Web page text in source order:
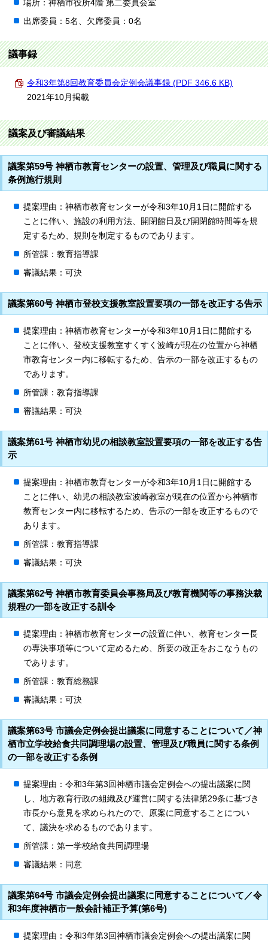
場所：神栖市役所4階 第二委員会室
出席委員：5名、欠席委員：0名
議事録
令和3年第8回教育委員会定例会議事録 (PDF 346.6 KB)
2021年10月掲載
議案及び審議結果
議案第59号 神栖市教育センターの設置、管理及び職員に関する
条例施行規則
提案理由：神栖市教育センターが令和3年10月1日に開館する
ことに伴い、施設の利用方法、開閉館日及び開閉館時間等を規
定するため、規則を制定するものであります。
所管課：教育指導課
審議結果：可決
議案第60号 神栖市登校支援教室設置要項の一部を改正する告示
提案理由：神栖市教育センターが令和3年10月1日に開館する
ことに伴い、登校支援教室すくすく波崎が現在の位置から神栖
市教育センター内に移転するため、告示の一部を改正するもの
であります。
所管課：教育指導課
審議結果：可決
議案第61号 神栖市幼児の相談教室設置要項の一部を改正する告
示
提案理由：神栖市教育センターが令和3年10月1日に開館する
ことに伴い、幼児の相談教室波崎教室が現在の位置から神栖市
教育センター内に移転するため、告示の一部を改正するもので
あります。
所管課：教育指導課
審議結果：可決
議案第62号 神栖市教育委員会事務局及び教育機関等の事務決裁
規程の一部を改正する訓令
提案理由：神栖市教育センターの設置に伴い、教育センター長
の専決事項等について定めるため、所要の改正をおこなうもの
であります。
所管課：教育総務課
審議結果：可決
議案第63号 市議会定例会提出議案に同意することについて／神
栖市立学校給食共同調理場の設置、管理及び職員に関する条例
の一部を改正する条例
提案理由：令和3年第3回神栖市議会定例会への提出議案に関
し、地方教育行政の組織及び運営に関する法律第29条に基づき
市長から意見を求められたので、原案に同意することについ
て、議決を求めるものであります。
所管課：第一学校給食共同調理場
審議結果：同意
議案第64号 市議会定例会提出議案に同意することについて／令
和3年度神栖市一般会計補正予算(第6号)
提案理由：令和3年第3回神栖市議会定例会への提出議案に関